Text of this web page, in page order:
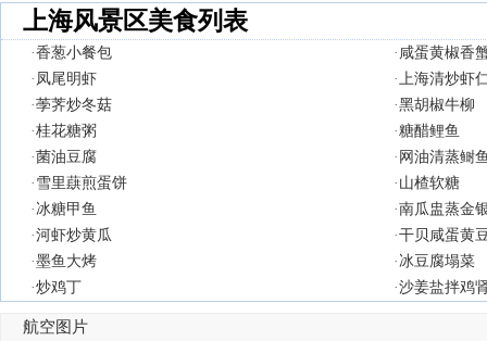
上海风景区美食列表
·香葱小餐包 · 咸蛋黄椒香
· 凤尾明虾 ·上海清炒虾
·荸荠炒冬菇 ·黑胡椒牛柳
·桂花糖粥 ·糖醋鲤鱼
·菌油豆腐 · 网油清蒸鲥
· 雪里蕻煎蛋饼 · 山楂软糖
·冰糖甲鱼 ·南瓜盅蒸金
·河虾炒黄瓜 ·干贝咸蛋黄
·墨鱼大烤 ·冰豆腐塌菜
·炒鸡丁 ·沙姜盐拌鸡
航空图片